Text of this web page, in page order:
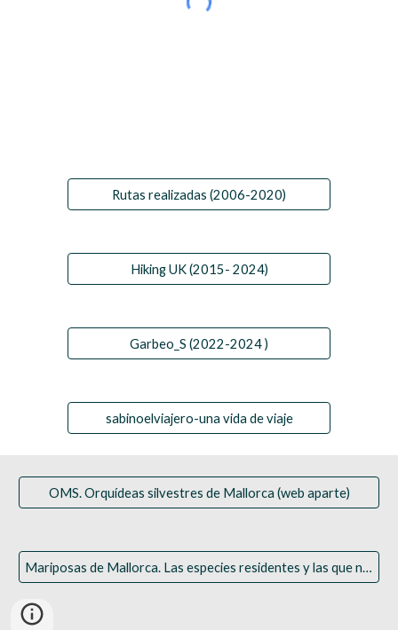
Rutas realizadas (2006-2020)
Hiking UK (2015- 2024)
Garbeo_S (2022-2024 )
sabinoelviajero-una vida de viaje
OMS. Orquídeas silvestres de Mallorca (web aparte)
Mariposas de Mallorca. Las especies residentes y las que nos visitan